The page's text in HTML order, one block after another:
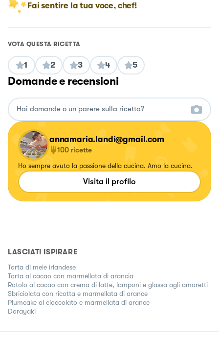
Fai sentire la tua voce, chef!
VOTA QUESTA RICETTA
1 2 3 4 5
Domande e recensioni
annamaria.landi@gmail.com
100 ricette
Ho sempre avuto la passione della cucina. Amo la cucina.
Visita il profilo
LASCIATI ISPIRARE
Torta di mele irlandese
Torta al cacao con marmellata di arancia
Rotolo al cacao con crema di latte, lamponi e glassa agli amaretti
Sbriciolata con ricotta e marmellata di arance
Plumcake al cioccolato e marmellata di arance
Dorayaki